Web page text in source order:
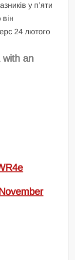
у п’яти
24 лютого
with an